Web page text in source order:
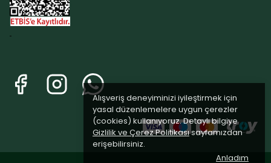
Alışveriş deneyiminizi iyileştirmek için
yasal düzenlemelere uygun çerezler
(cookies) kullanıyoruz. Detaylı bilgiye
Gizlilik ve Çerez Politikasısayfamızdan
erişebilirsiniz.
Anladım